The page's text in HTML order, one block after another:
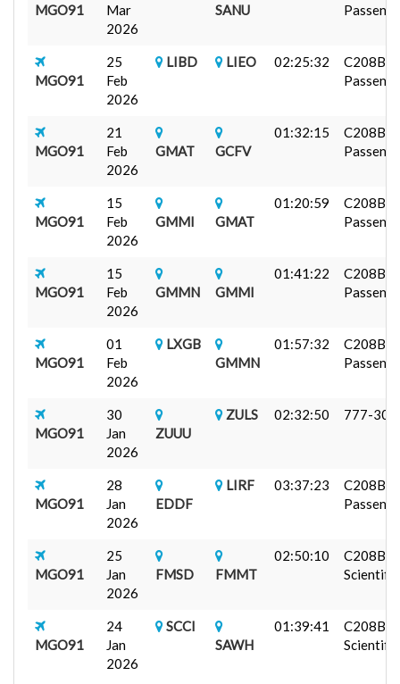
MGO91
Mar
2026
SANU
MGO91
25
Feb
2026
LIBD LIEO 02:25:32
C208B
MGO91
21
Feb
2026
GMAT GCFV
01:32:15
C208B
MGO91
15
Feb
2026
GMMI GMAT
01:20:59
C208B
MGO91
15
Feb
2026
GMMN GMMI
01:41:22
C208B
MGO91
01
Feb
2026
LXGB
GMMN
01:57:32
C208B
MGO91
30
Jan
2026
ZUUU
ZULS 02:32:50 777-
MGO91
28
Jan
2026
EDDF
LIRF 03:37:23
C208B
MGO91
25
Jan
2026
FMSD FMMT
02:50:10
C208B
Scientifi...
MGO91
24
Jan
2026
SCCI
SAWH
01:39:41
C208B
Scientifi...